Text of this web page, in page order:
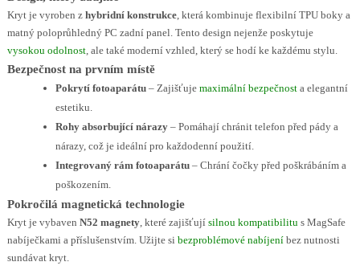
Kryt je vyroben z hybridní konstrukce, která kombinuje flexibilní TPU boky a
matný poloprůhledný PC zadní panel. Tento design nejenže poskytuje
vysokou odolnost, ale také moderní vzhled, který se hodí ke každému stylu.
Bezpečnost na prvním místě
Pokrytí fotoaparátu– Zajišťuje maximální bezpečnosta elegantní
estetiku.
Rohy absorbující nárazy– Pomáhají chránit telefon před pády a
nárazy, což je ideální pro každodenní použití.
Integrovaný rám fotoaparátu– Chrání čočky před poškrábáním a
poškozením.
Pokročilá magnetická technologie
Kryt je vybaven N52 magnety, které zajišťují silnou kompatibilitus MagSafe
nabíječkami a příslušenstvím. Užijte si bezproblémové nabíjeníbez nutnosti
sundávat kryt.